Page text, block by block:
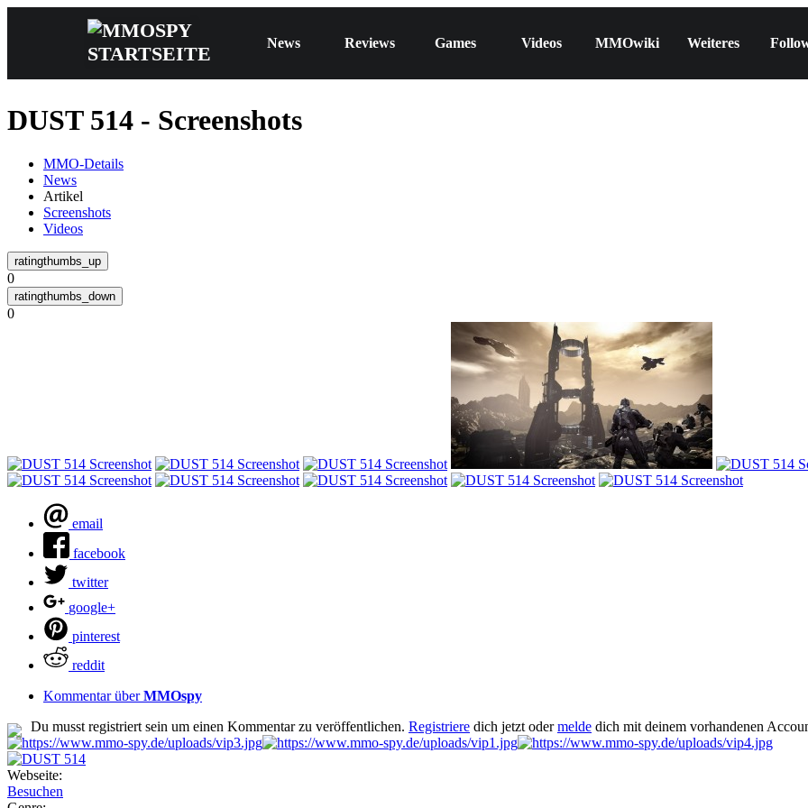
News Reviews Games Videos MMOwiki Weiteres
DUST 514 - Screenshots
MMO-Details
News
Artikel
Screenshots
Videos
0
0
email
facebook
twitter
google+
pinterest
reddit
Kommentar überMMOspy
Du musst registriert sein um einen Kommentar zu veröffentlichen. Registriere dich jetzt odermelde dich mit deinem vorhandenen
Webseite:
Besuchen